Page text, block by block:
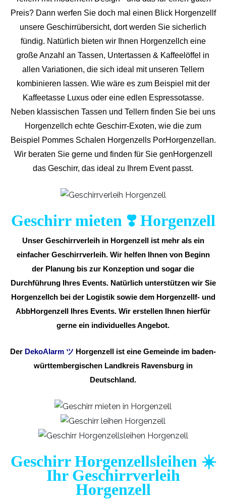
Preis? Dann werfen Sie doch mal einen Blick Horgenzellf
unsere Geschirrübersicht, dort werden Sie sicherlich
fündig. Natürlich bieten wir Ihnen Horgenzellch eine
große Anzahl an Tassen, Untertassen & Kaffeelöffel in
allen Variationen, die sich ideal mit unseren Tellern
kombinieren lassen. Wie wäre es zum Beispiel mit der
Kaffeetasse Luxus oder eine edlen Espressotasse.
Neben klassischen Tassen und Tellern finden Sie bei uns
Horgenzellch echte Geschirr-Exoten, wie die zum
Beispiel Pommes Schalen Horgenzells PorHorgenzellan.
Wir beraten Sie gerne und finden für Sie genHorgenzell
das Geschirr, das ideal zu Ihrem Event passt.
Geschirr mieten ❣️ Horgenzell
Unser Geschirrverleih in Horgenzell ist mehr als ein
einfacher Geschirrverleih. Wir helfen Ihnen von Beginn
der Planung bis zur Konzeption und sogar die
Durchführung Ihres Events. Natürlich unterstützen wir Sie
Horgenzellch bei der Logistik sowie dem Horgenzellf- und
AbbHorgenzell Ihres Events. Wir erstellen Ihnen hierfür
gerne ein individuelles Angebot.
Der DekoAlarm ツ Horgenzell ist eine Gemeinde im baden-
württembergischen Landkreis Ravensburg in
Deutschland.
Geschirr Horgenzellsleihen ☀️
Ihr Geschirrverleih
Horgenzell